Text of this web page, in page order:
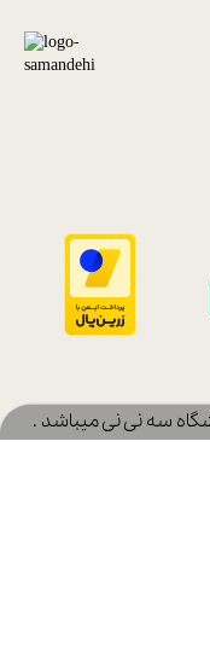
سه نی نی میباشد .